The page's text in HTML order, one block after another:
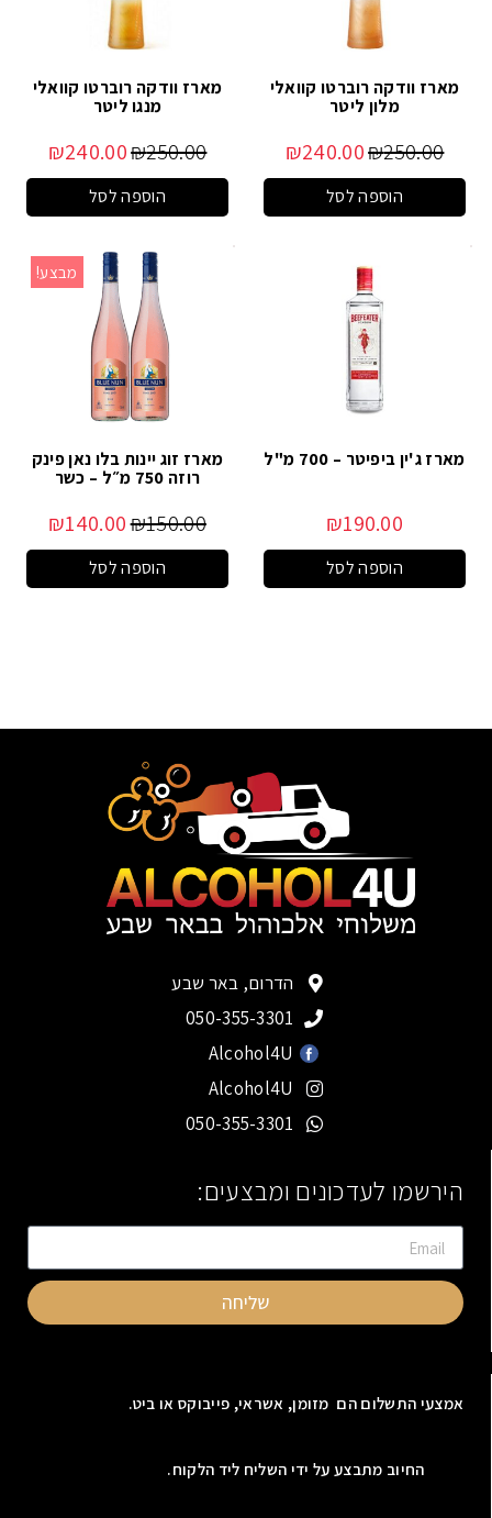
מארז וודקה רוברטו קוואלי
מלון ליטר
₪250.00
₪240.00
הוספה לסל
מארז וודקה רוברטו קוואלי
מנגו ליטר
₪250.00
₪240.00
הוספה לסל
מארז ג'ין ביפיטר – 700 מ"ל
₪190.00
הוספה לסל
מבצע!
מארז זוג יינות בלו נאן פינק
רוזה 750 מ״ל – כשר
₪150.00
₪140.00
הוספה לסל
הדרום, באר שבע
050-355-3301
Alcohol4U
Alcohol4U
050-355-3301
הירשמו לעדכונים ומבצעים:
שליחה
אמצעי התשלום הם מזומן, אשראי, פייבוקס או ביט.
החיוב מתבצע על ידי השליח ליד הלקוח.